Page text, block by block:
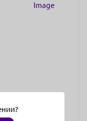
магазина и может